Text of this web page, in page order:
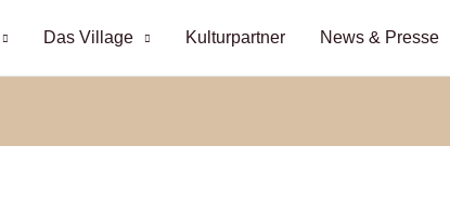
Das Village Kulturpartner News & Presse